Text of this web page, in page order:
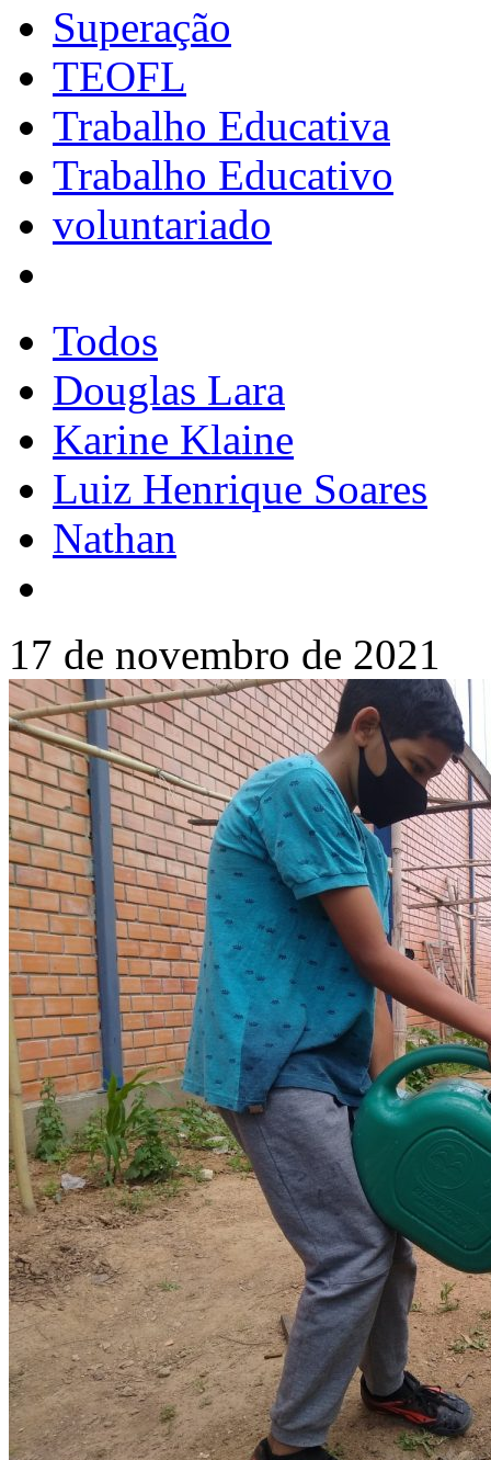
Superação
TEOFL
Trabalho Educativa
Trabalho Educativo
voluntariado
Todos
Douglas Lara
Karine Klaine
Luiz Henrique Soares
Nathan
17 de novembro de 2021